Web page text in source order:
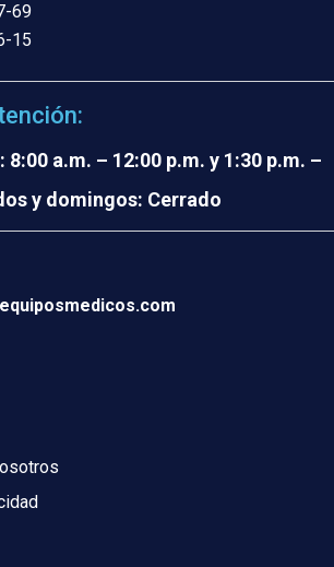
69
15
8:00 a.m. – 12:00 p.m. y 1:30 p.m. –
y domingos: Cerrado